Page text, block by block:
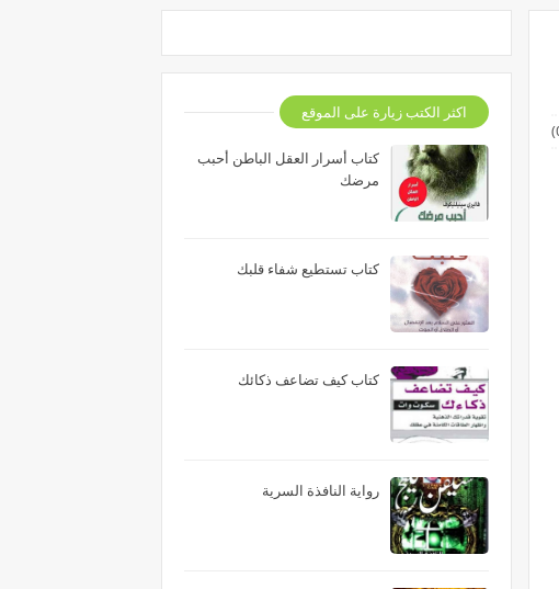
اكثر الكتب زيارة على الموقع
كتاب أسرار العقل الباطن أحبب
مرضك
كتاب تستطيع شفاء قلبك
كتاب كيف تضاعف ذكائك
رواية النافذة السرية